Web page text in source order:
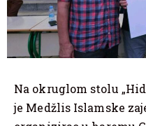
Na okruglom stolu
je Medžlis Islamske